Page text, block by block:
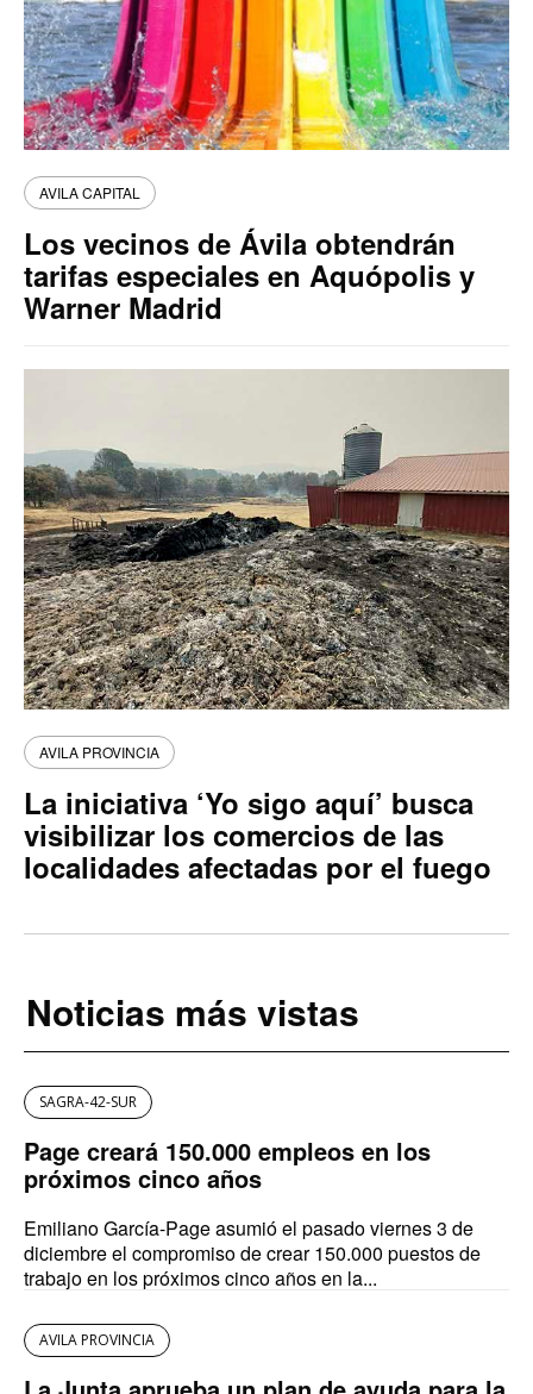
AVILA CAPITAL
Los vecinos de Ávila obtendrán
tarifas especiales en Aquópolis y
Warner Madrid
AVILA PROVINCIA
La iniciativa ‘Yo sigo aquí’ busca
visibilizar los comercios de las
localidades afectadas por el fuego
Noticias más vistas
SAGRA-42-SUR
Page creará 150.000 empleos en los
próximos cinco años
Emiliano García-Page asumió el pasado viernes 3 de
diciembre el compromiso de crear 150.000 puestos de
trabajo en los próximos cinco años en la...
AVILA PROVINCIA